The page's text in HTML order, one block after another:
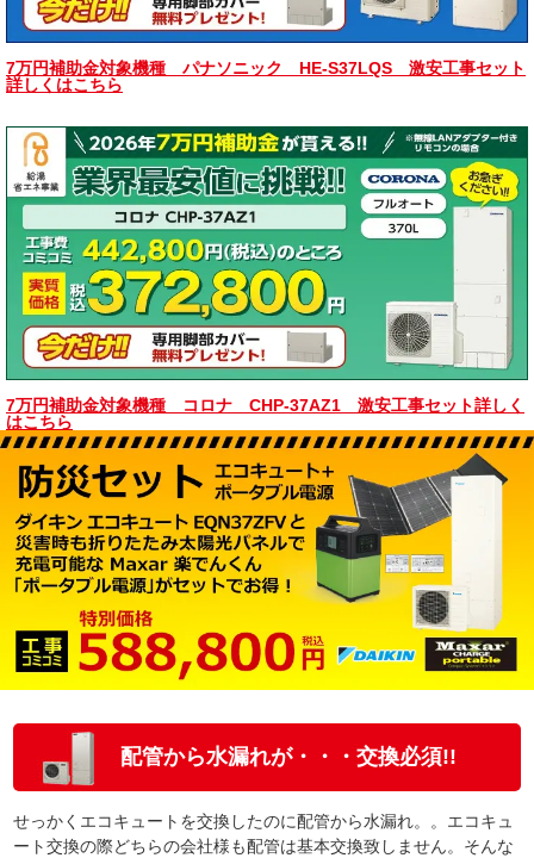
7万円補助金対象機種 パナソニック HE-S37LQS 激安工事セット
詳しくはこちら
7万円補助金対象機種 コロナ CHP-37AZ1 激安工事セット詳しく
はこちら
配管から水漏れが・・・交換必須!!
せっかくエコキュートを交換したのに配管から水漏れ。。エコキュ
ート交換の際どちらの会社様も配管は基本交換致しません。そんな